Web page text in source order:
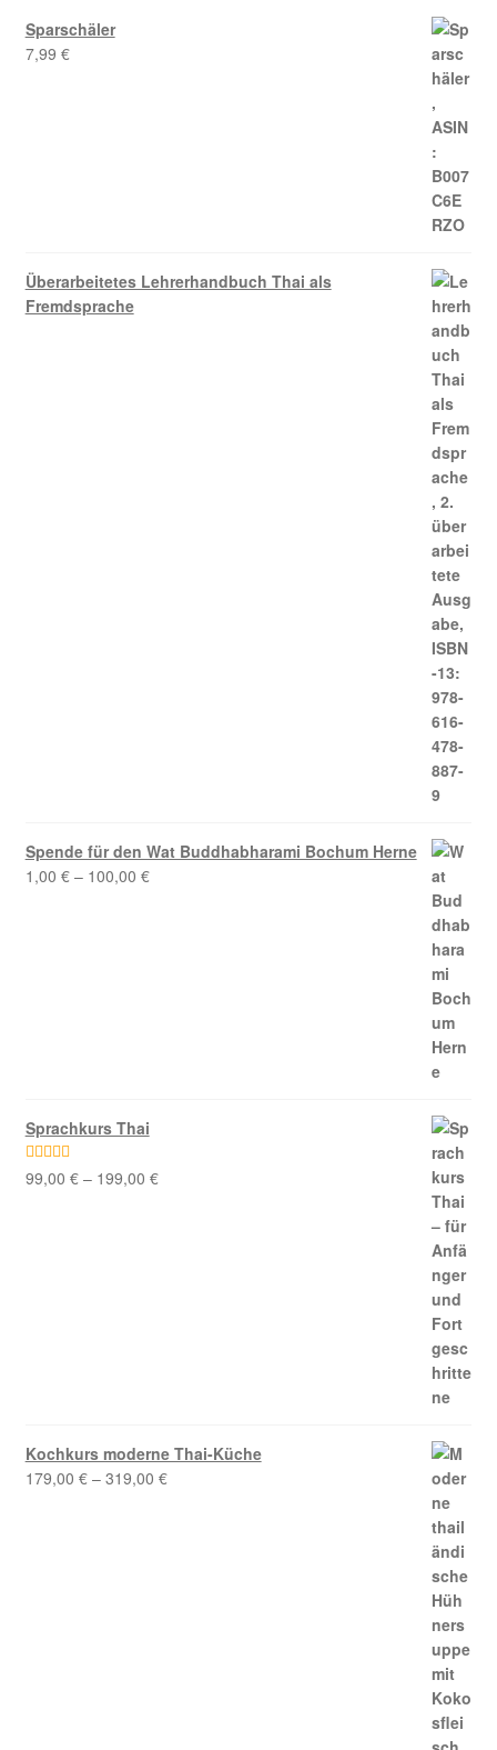
Sparschäler
7,99 €
Überarbeitetes Lehrerhandbuch Thai als
Fremdsprache
Spende für den Wat Buddhabharami Bochum Herne
1,00 €– 100,00 €
Sprachkurs Thai
Bewertet mit
99,00 €– 199,00 €
Kochkurs moderne Thai-Küche
179,00 €– 319,00 €